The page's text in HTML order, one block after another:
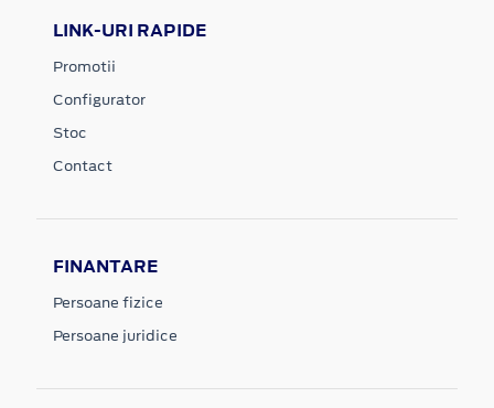
LINK-URI RAPIDE
Promotii
Configurator
Stoc
Contact
FINANTARE
Persoane fizice
Persoane juridice